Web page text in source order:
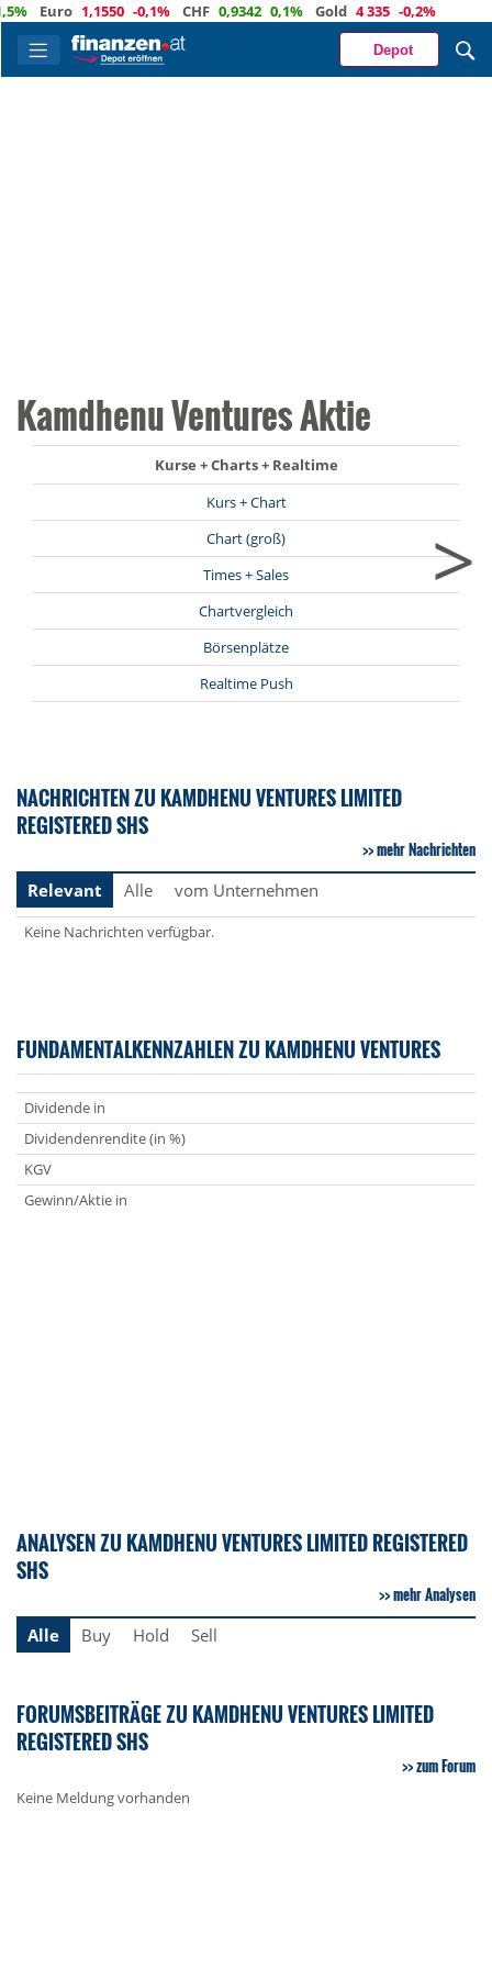
Euro 1,1550 -0,1% CHF 0,9342 0,1% Gold 4 335 -0,2%
Depot
Kamdhenu Ventures Aktie
Kurse + Charts + Realtime
Kurs + Chart
Chart (groß)
Times + Sales
Chartvergleich
Börsenplätze
Realtime Push
>
NACHRICHTEN ZU KAMDHENU VENTURES LIMITED
REGISTERED SHS
mehr Nachrichten
Relevant
Alle vom Unternehmen
Keine Nachrichten verfügbar.
FUNDAMENTALKENNZAHLEN ZU KAMDHENU VENTURES
Dividende in
Dividendenrendite (in %)
KGV
Gewinn/Aktie in
ANALYSEN ZU KAMDHENU VENTURES LIMITED REGISTERED
SHS
mehr Analysen
Alle
Buy Hold Sell
FORUMSBEITRÄGE ZU KAMDHENU VENTURES LIMITED
REGISTERED SHS
zum Forum
Keine Meldung vorhanden